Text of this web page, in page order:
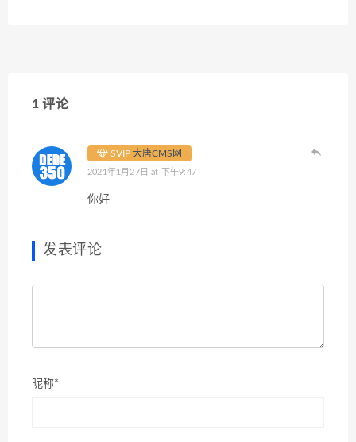
1 评论
SVIP 大唐CMS网
2021年1月27日 at 下午9:47
你好
发表评论
昵称*